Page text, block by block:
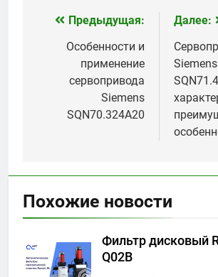
Навигация
записям
Предыдущая:
Особенности и
применение
сервопривода
Siemens
SQN70.324A20
Далее:
Siemens
Похожие новости
Фильтр дисковый
Q02B